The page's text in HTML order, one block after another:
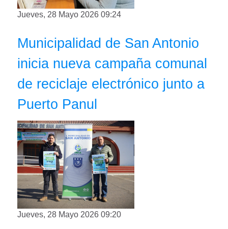
Jueves, 28 Mayo 2026 09:24
Municipalidad de San Antonio
inicia nueva campaña comunal
de reciclaje electrónico junto a
Puerto Panul
Jueves, 28 Mayo 2026 09:20